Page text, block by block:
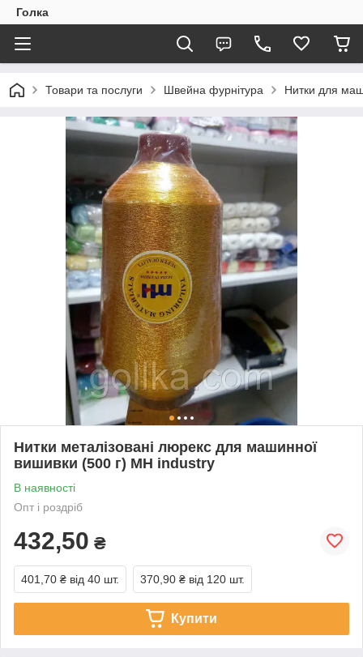
Голка
Товари та послуги Швейна фурнітура Нитки для
Нитки металізовані люрекс для машинної
вишивки (500 г) MH industry
В наявності
Опт і роздріб
432,50 ₴
401,70 ₴ від 40 шт. 370,90 ₴ від 120 шт.
Купити